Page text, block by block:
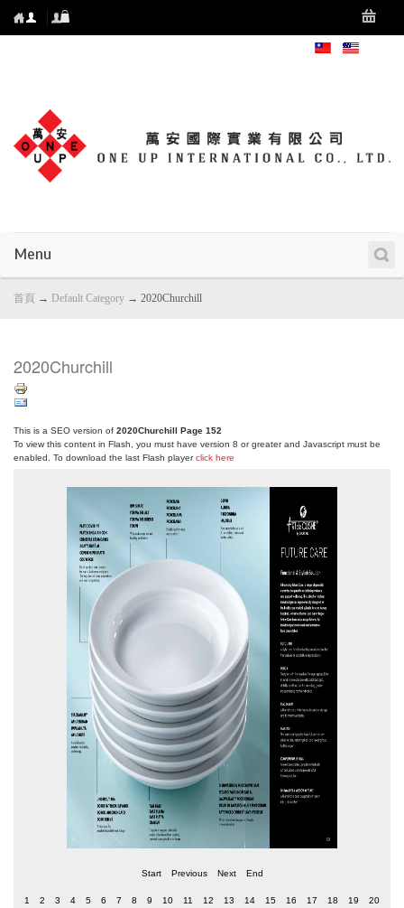
Menu
首頁 → Default Category → 2020Churchill
2020Churchill
This is a SEO version of 2020Churchill Page 152
To view this content in Flash, you must have version 8 or greater and Javascript must be
enabled. To download the last Flash playerclick here
Start Previous Next End
1 2 3 4 5 6 7 8 9 10 11 12 13 14 15 16 17 18 19
20